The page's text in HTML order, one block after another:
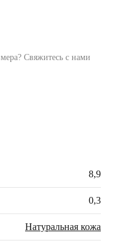
Свяжитесь с нами
8,9
0,3
Натуральная кожа